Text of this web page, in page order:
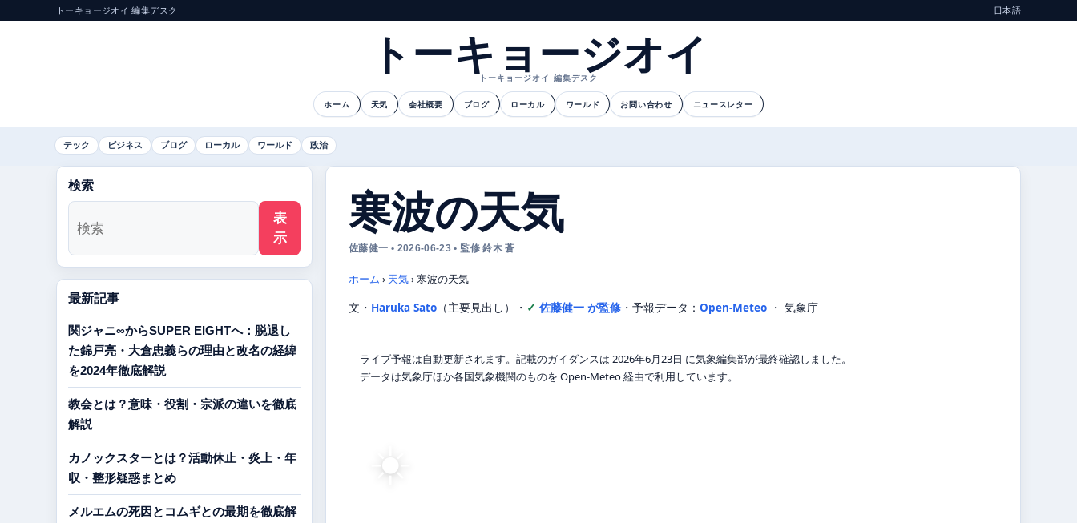
トーキョージオイ 編集デスク 日本語
トーキョージオイ
トーキョージオイ 編集デスク
ホーム 天気 会社概要 ブログ ローカル ワールド お問い合わせ ニュースレター
テック ビジネス ブログ ローカル ワールド 政治
寒波の天気
佐藤健一 • 2026-06-23 • 監修 鈴木 蒼
ホーム › 天気›寒波の天気
文・ Haruka Sato （主要見出し） ・ 佐藤健一 が監修 ・ 予報データ： Open-Meteo ・ 気象庁
ライブ予報は自動更新されます。記載のガイダンスは 2026年6月23日 に気象編集部が最終確認しました。
データは気象庁ほか各国気象機関のものを Open-Meteo 経由で利用しています。
☀️
検索
表
示
最新記事
関ジャニ∞からSUPER EIGHTへ：脱退し
た錦戸亮・大倉忠義らの理由と改名の経緯
を2024年徹底解説
教会とは？意味・役割・宗派の違いを徹底
解説
カノックスターとは？活動休止・炎上・年
収・整形疑惑まとめ
メルエムの死因とコムギとの最期を徹底解